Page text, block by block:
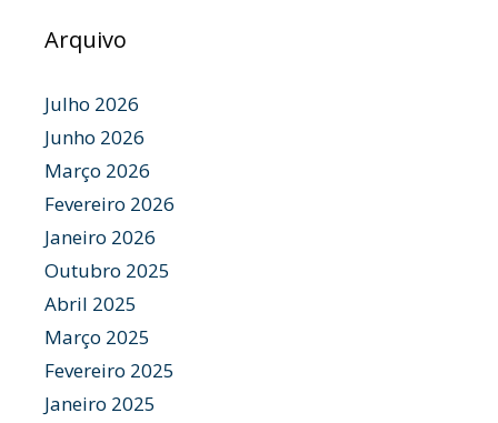
Arquivo
Julho 2026
Junho 2026
Março 2026
Fevereiro 2026
Janeiro 2026
Outubro 2025
Abril 2025
Março 2025
Fevereiro 2025
Janeiro 2025